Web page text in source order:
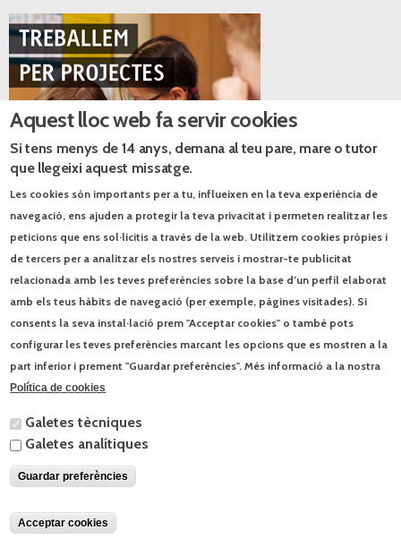
Catàlegs PDF
primaria primaria == cicle-mitja cicle-mitja == educacio-moral educacio-
moral ==
Blog El món a l’aula.
Els ets i uts de la visita papal 9/6/2026
Jocs d’estiu 3/6/2026
© Enciclopèdia Catalana, SLU | Josep Pla, 95 - 08019 Barcelona - Tel. 93
412 00 30 |Contacta|Condicions d'ús
Aquest lloc web fa servir cookies
Si tens menys de 14 anys, demana al teu pare, mare o tutor
que llegeixi aquest missatge.
Les cookies són importants per a tu, influeixen en la teva experiència de
navegació, ens ajuden a protegir la teva privacitat i permeten realitzar les
peticions que ens sol·licitis a través de la web. Utilitzem cookies pròpies i
de tercers per a analitzar els nostres serveis i mostrar-te publicitat
relacionada amb les teves preferències sobre la base d’un perfil elaborat
amb els teus hàbits de navegació (per exemple, pàgines visitades). Si
consents la seva instal·lació prem "Acceptar cookies" o també pots
configurar les teves preferències marcant les opcions que es mostren a la
part inferior i prement "Guardar preferències". Més informació a la nostra
Política de cookies
Galetes tècniques
Galetes analítiques
Guardar preferències
Acceptar cookies